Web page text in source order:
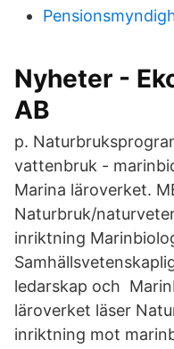
Nyheter -
AB
p.
vattenbruk -
Marina läroverket.
Naturbruk/
inriktning
ledarskap och
läroverket läser
inriktning mot